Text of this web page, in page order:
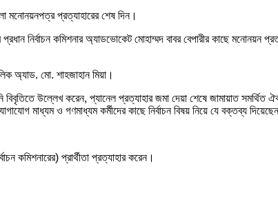
মনোনয়নপত্র প্রত্যাহারের শেষ দিন।
নির্বাচন কমিশনার অ্যাডভোকেট মোহাম্মদ বাবর বেপারীর কাছে মনোনয়ন
অ্যাড. মো. শাহজাহান মিয়া।
বিবৃতিতে উল্লেখ করেন, প্যানেল প্রত্যাহার জমা দেয়া শেষে জামায়াত
মাধ্যম ও গণমাধ্যম কর্মীদের কাছে নির্বাচন বিষয় নিয়ে যে বক্তব্য
কমিশনারের) প্রার্থীতা প্রত্যাহার করেন।